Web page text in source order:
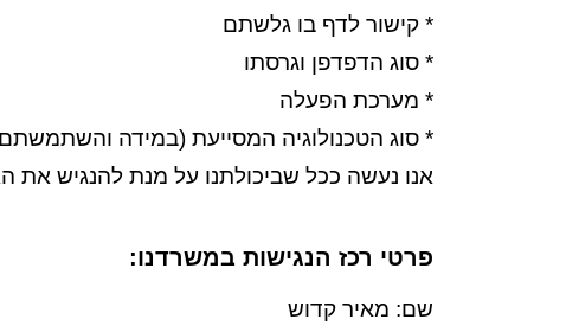
* קישור לדף בו גלשתם
* סוג הדפדפן וגרסתו
* מערכת הפעלה
* סוג הטכנולוגיה המסייעת (במידה
אנו נעשה ככל שביכולתנו על מנת להנגיש את
פרטי רכז הנגישות במשרדנו:
שם: מאיר קדוש